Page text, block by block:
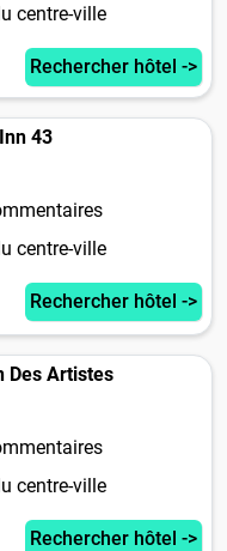
centre-ville
Rechercher hôtel ->
43
centre-ville
Rechercher hôtel ->
Des Artistes
centre-ville
Rechercher hôtel ->